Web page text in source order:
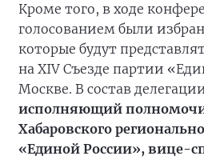
Кроме того, в ходе
голосованием были
которые будут
на XIV Съезде партии
Москве. В состав
исполняющий
Хабаровского
«Единой России», вице-